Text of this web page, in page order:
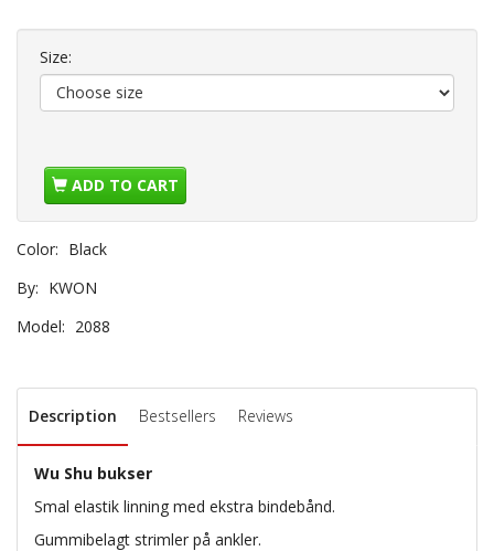
Size:
ADD TO CART
Color: Black
By: KWON
Model: 2088
Description Bestsellers Reviews
Wu Shu bukser
Smal elastik linning med ekstra bindebånd.
Gummibelagt strimler på ankler.